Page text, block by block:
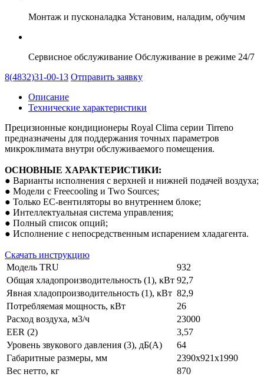
Монтаж и пусконаладка Установим, наладим, обучим
Сервисное обслуживание Обслуживание в режиме 24/7
8(4832)31-00-13 Отправить заявку
Описание
Технические характеристики
Прецизионные кондиционеры Royal Clima серии Tirreno
предназначены для поддержания точных параметров
микроклимата внутри обслуживаемого помещения.
ОСНОВНЫЕ ХАРАКТЕРИСТИКИ:
● Варианты исполнения с верхней и нижней подачей воздуха;
● Модели с Freecooling и Two Sources;
● Только EC-вентиляторы во внутреннем блоке;
● Интеллектуальная система управления;
● Полный список опций;
● Исполнение с непосредственным испарением хладагента.
Скачать инструкцию
Модель TRU
932
Общая хладопроизводительность (1), кВт 92,7
Явная хладопроизводительность (1), кВт 82,9
Потребляемая мощность, кВт
26
Расход воздуха, м3/ч
23000
EER (2)
3,57
Уровень звукового давления (3), дБ(А)
64
Габаритные размеры, мм
2390х921х1990
Вес нетто, кг
870